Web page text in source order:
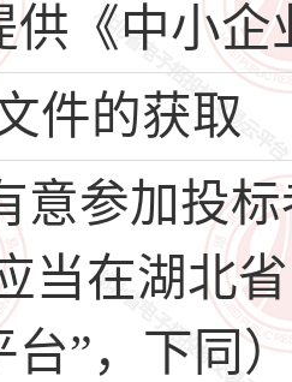
供《中小企
件的获取
意参加投
当在湖北
台”，下同